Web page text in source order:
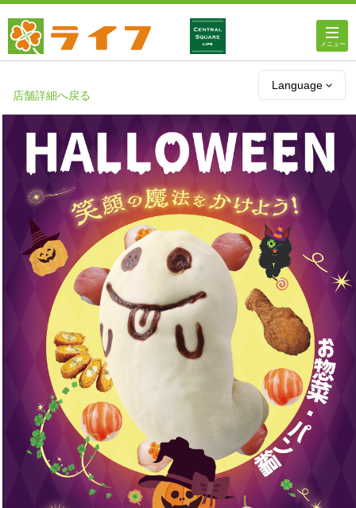
Language
店舗・チラシ情報
ライフの オンラインストア
ライフ ネットスーパー
企業情報
IR情報
採用情報
お問い合わせ
Contact us in English
店舗詳細へ戻る